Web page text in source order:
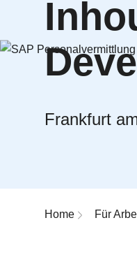
Frankfurt
Breadcrumb-
Home Für